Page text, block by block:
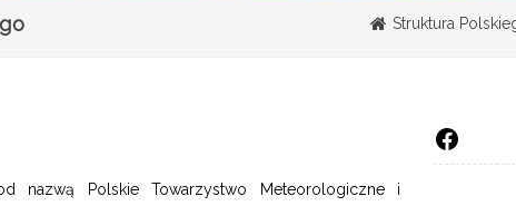
Struktura
nazwą Polskie Towarzystwo Meteorologiczne i